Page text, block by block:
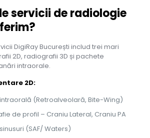
servicii de radiologie
DigiRay București includ trei mari
2D, radiografii 3D și pachete
intraorale.
2D:
(Retroalveolară, Bite-Wing)
de profil – Craniu Lateral, Craniu PA
(SAF/ Waters)